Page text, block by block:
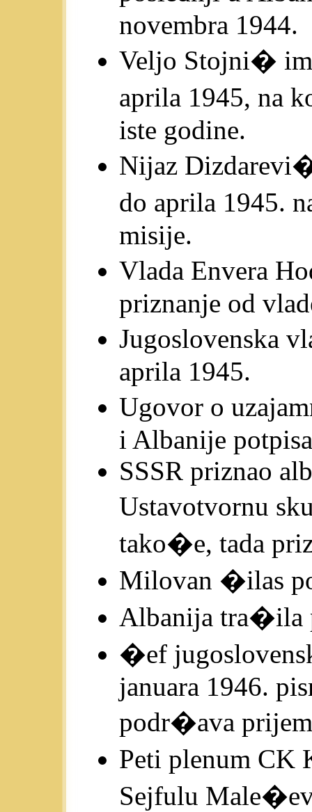
novembra 1944.
Veljo Stojni�
aprila 1945, na
iste godine.
Nijaz
do aprila 1945.
misije.
Vlada Envera
priznanje od
Jugoslovenska
aprila 1945.
Ugovor o
i Albanije
SSSR priznao
Ustavotvornu
tako�e, tada
Milovan �ilas
Albanija tra�ila
�ef
januara 1946.
podr�ava
Peti plenum CK
Sejfulu